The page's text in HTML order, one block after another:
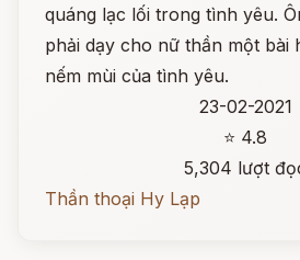
quáng lạc lối trong tình yêu.
phải dạy cho nữ thần một bài
nếm mùi của tình yêu.
23-02-2021
⭐ 4.8
5,304 lượt
Thần thoại Hy Lạp